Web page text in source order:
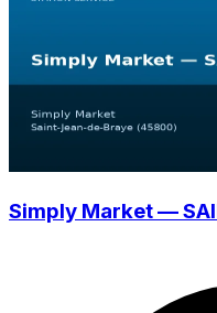
Simply Market —